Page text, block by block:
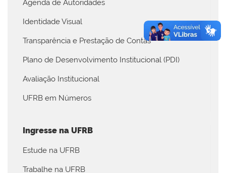
Agenda de Autoridades
Identidade Visual
Transparência e Prestação de Contas
Plano de Desenvolvimento Institucional (PDI)
Avaliação Institucional
UFRB em Números
Ingresse na UFRB
Estude na UFRB
Trabalhe na UFRB